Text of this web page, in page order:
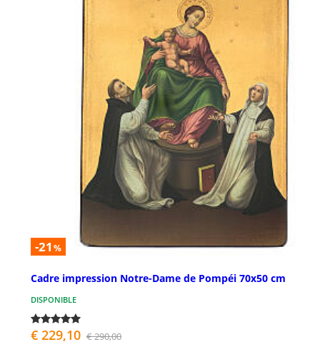
-21 %
Cadre impression Notre-Dame de Pompéi 70x50 cm
DISPONIBLE
€ 229,10 € 290,00